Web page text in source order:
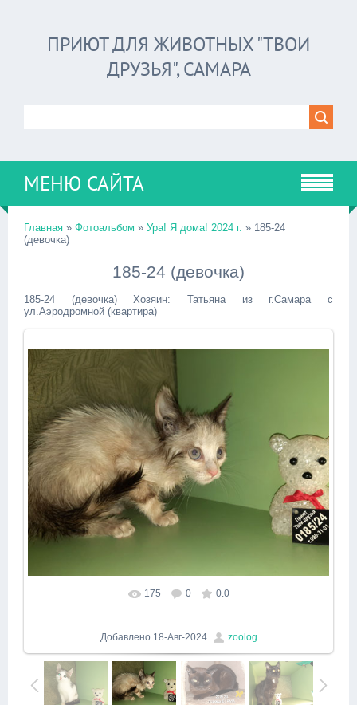
ПРИЮТ ДЛЯ ЖИВОТНЫХ "ТВОИ
ДРУЗЬЯ", САМАРА
МЕНЮ САЙТА
Главная » Фотоальбом » Ура! Я дома! 2024 г. » 185-24
(девочка)
185-24 (девочка)
185-24 (девочка) Хозяин: Татьяна из г.Самара с
ул.Аэродромной (квартира)
175 0 0.0
Добавлено 18-Авг-2024 zoolog